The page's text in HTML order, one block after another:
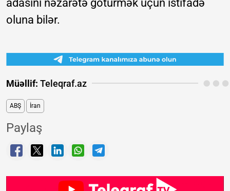
adasını nəzarətə götürmək üçün istifadə
oluna bilər.
Müəllif: Teleqraf.az
ABŞ İran
Paylaş